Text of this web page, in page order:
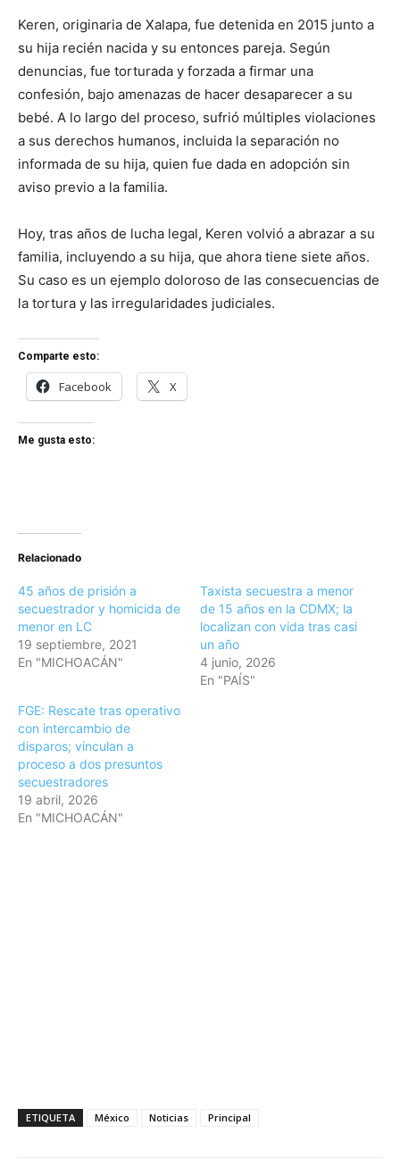
Keren, originaria de Xalapa, fue detenida en 2015 junto a
su hija recién nacida y su entonces pareja. Según
denuncias, fue torturada y forzada a firmar una
confesión, bajo amenazas de hacer desaparecer a su
bebé. A lo largo del proceso, sufrió múltiples violaciones
a sus derechos humanos, incluida la separación no
informada de su hija, quien fue dada en adopción sin
aviso previo a la familia.
Hoy, tras años de lucha legal, Keren volvió a abrazar a su
familia, incluyendo a su hija, que ahora tiene siete años.
Su caso es un ejemplo doloroso de las consecuencias de
la tortura y las irregularidades judiciales.
Comparte esto:
Facebook X
Me gusta esto:
Relacionado
45 años de prisión a
secuestrador y homicida de
menor en LC
19 septiembre, 2021
En "MICHOACÁN"
Taxista secuestra a menor
de 15 años en la CDMX; la
localizan con vida tras casi
un año
4 junio, 2026
En "PAÍS"
FGE: Rescate tras operativo
con intercambio de
disparos; vinculan a
proceso a dos presuntos
secuestradores
19 abril, 2026
En "MICHOACÁN"
ETIQUETA México Noticias Principal